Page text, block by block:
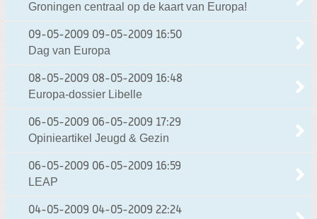
Groningen centraal op de kaart van Europa!
09-05-2009 09-05-2009 16:50
Dag van Europa
08-05-2009 08-05-2009 16:48
Europa-dossier Libelle
06-05-2009 06-05-2009 17:29
Opinieartikel Jeugd & Gezin
06-05-2009 06-05-2009 16:59
LEAP
04-05-2009 04-05-2009 22:24